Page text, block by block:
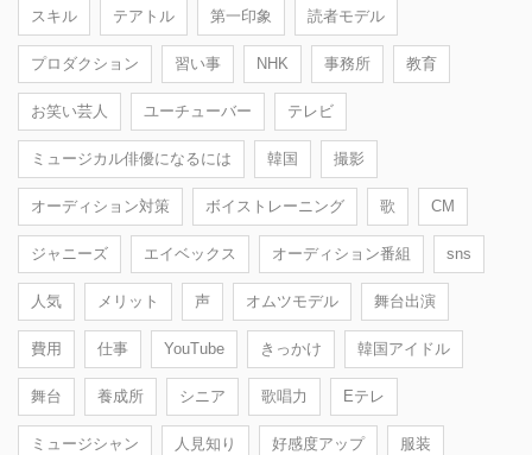
スキル テアトル 第一印象 読者モデル
プロダクション 習い事 NHK 事務所 教育
お笑い芸人 ユーチューバー テレビ
ミュージカル俳優になるには 韓国 撮影
オーディション対策 ボイストレーニング 歌 CM
ジャニーズ エイベックス オーディション番組 sns
人気 メリット 声 オムツモデル 舞台出演
費用 仕事 YouTube きっかけ 韓国アイドル
舞台 養成所 シニア 歌唱力 Eテレ
ミュージシャン 人見知り 好感度アップ 服装